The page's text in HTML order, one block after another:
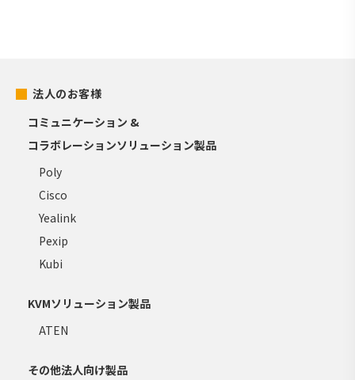
法人のお客様
コミュニケーション &
コラボレーションソリューション製品
Poly
Cisco
Yealink
Pexip
Kubi
KVMソリューション製品
ATEN
その他法人向け製品